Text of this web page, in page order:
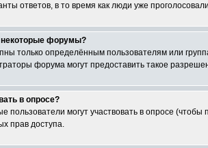
ответов, в то время как люди уже
форумы?
только определённым пользователям или
форума могут предоставить такое
в опросе?
пользователи могут участвовать в опросе
прав доступа.